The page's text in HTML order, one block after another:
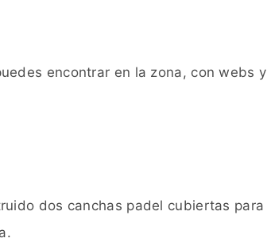
encontrar en la zona, con webs y
dos canchas padel cubiertas para